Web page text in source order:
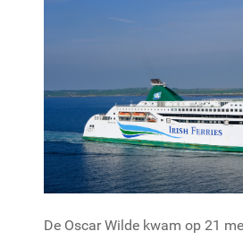
De Oscar Wilde kwam op 21